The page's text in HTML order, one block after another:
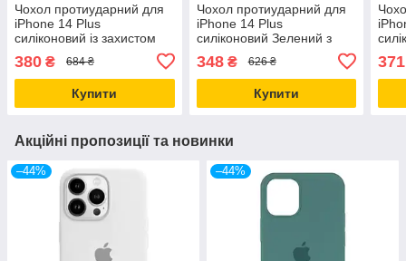
Чохол протиударний для
iPhone 14 Plus
силіконовий із захистом
чорний
380 ₴ 684 ₴
Купити
Чохол протиударний для
iPhone 14 Plus
силіконовий Зелений з
ефектом мармуру захист
від ударів і падінь
348₴ 626 ₴
Купити
371
Акційні пропозиції та новинки
–44% –44%